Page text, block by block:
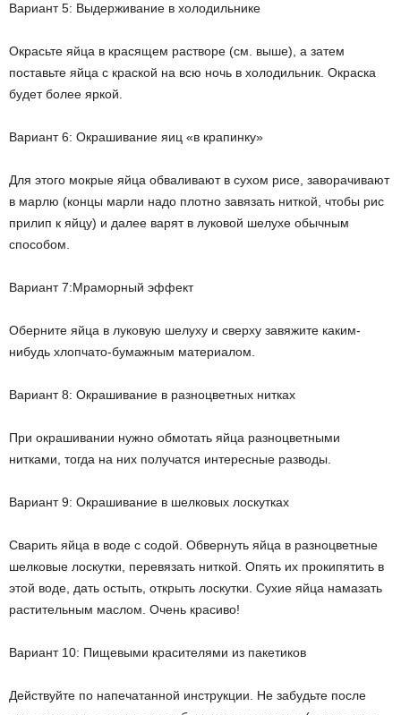
Вариант 5: Выдерживание в холодильнике
Окрасьте яйца в красящем растворе (см. выше), а затем
поставьте яйца с краской на всю ночь в холодильник. Окраска
будет более яркой.
Вариант 6: Окрашивание яиц «в крапинку»
Для этого мокрые яйца обваливают в сухом рисе, заворачивают
в марлю (концы марли надо плотно завязать ниткой, чтобы рис
прилип к яйцу) и далее варят в луковой шелухе обычным
способом.
Вариант 7:Мраморный эффект
Оберните яйца в луковую шелуху и сверху завяжите каким-
нибудь хлопчато-бумажным материалом.
Вариант 8: Окрашивание в разноцветных нитках
При окрашивании нужно обмотать яйца разноцветными
нитками, тогда на них получатся интересные разводы.
Вариант 9: Окрашивание в шелковых лоскутках
Сварить яйца в воде с содой. Обвернуть яйца в разноцветные
шелковые лоскутки, перевязать ниткой. Опять их прокипятить в
этой воде, дать остыть, открыть лоскутки. Сухие яйца намазать
растительным маслом. Очень красиво!
Вариант 10: Пищевыми красителями из пакетиков
Действуйте по напечатанной инструкции. Не забудьте после